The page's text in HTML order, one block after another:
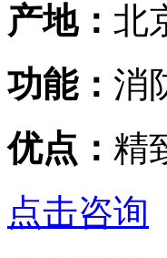
产地： 北
功能： 消
优点： 精
点击咨询